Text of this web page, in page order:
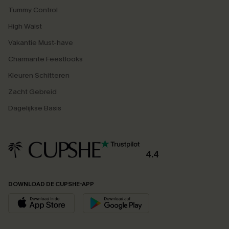
Tummy Control
High Waist
Vakantie Must-have
Charmante Feestlooks
Kleuren Schitteren
Zacht Gebreid
Dagelijkse Basis
4.4
DOWNLOAD DE CUPSHE-APP